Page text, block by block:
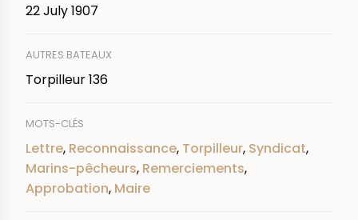
22 July 1907
AUTRES BATEAUX
Torpilleur 136
MOTS-CLÉS
Lettre, Reconnaissance, Torpilleur, Syndicat,
Marins-pêcheurs, Remerciements,
Approbation, Maire